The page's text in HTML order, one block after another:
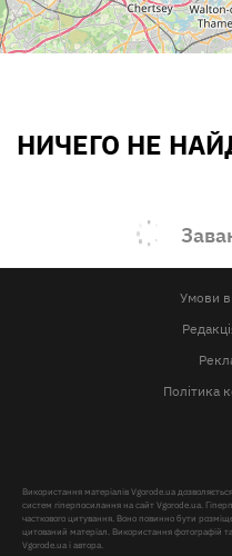
НИЧЕГО НЕ
Умови
Політика
Використання матеріалів Vgorode.ua
систем гіперпосилання на сайт Vgorode.ua.
часткового цитування. Воно повинно бути
цитований матеріал. Використання фотографій
Vgorode.ua і автора.